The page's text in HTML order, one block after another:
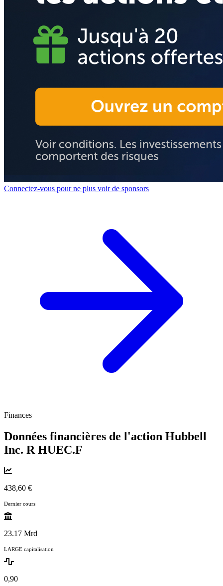
Connectez-vous pour ne plus voir de sponsors
Finances
Données financières de l'action Hubbell
Inc. R HUEC.F
438,60 €
Dernier cours
23.17 Mrd
LARGE capitalisation
0,90